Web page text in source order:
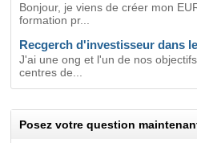
Bonjour, je viens de créer mon
formation pr...
Recgerch d'investisseur dans
J'ai une ong et l'un de nos
centres de...
Posez votre question